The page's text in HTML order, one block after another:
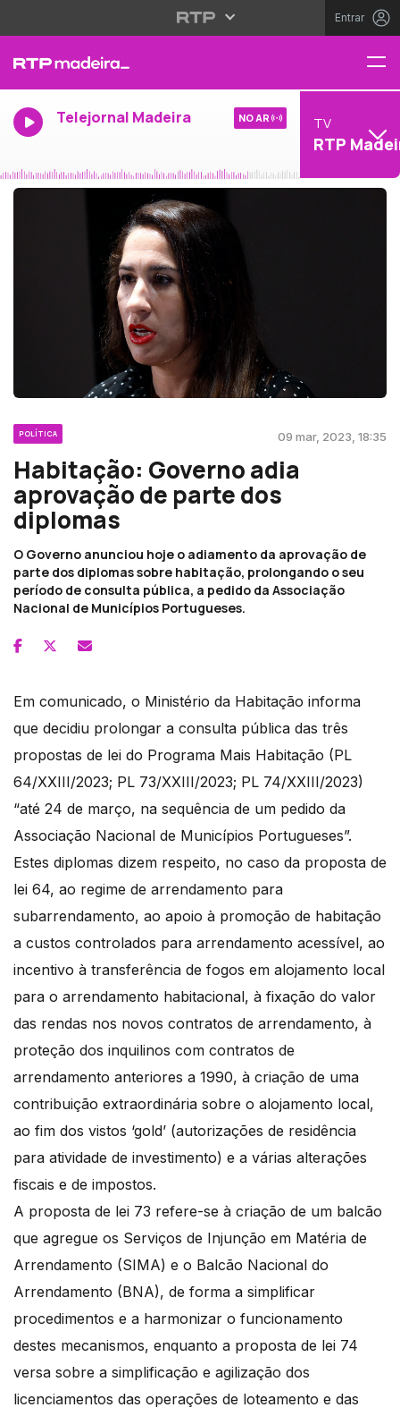
Entrar
Telejornal Madeira NO AR TV
RTP
POLÍTICA 09 mar, 2023, 18:35
Habitação: Governo adia
aprovação de parte dos
diplomas
O Governo anunciou hoje o adiamento da aprovação de
parte dos diplomas sobre habitação, prolongando o seu
período de consulta pública, a pedido da Associação
Nacional de Municípios Portugueses.
Em comunicado, o Ministério da Habitação informa
que decidiu prolongar a consulta pública das três
propostas de lei do Programa Mais Habitação (PL
64/XXIII/2023; PL 73/XXIII/2023; PL 74/XXIII/2023)
“até 24 de março, na sequência de um pedido da
Associação Nacional de Municípios Portugueses”.
Estes diplomas dizem respeito, no caso da proposta de
lei 64, ao regime de arrendamento para
subarrendamento, ao apoio à promoção de habitação
a custos controlados para arrendamento acessível, ao
incentivo à transferência de fogos em alojamento local
para o arrendamento habitacional, à fixação do valor
das rendas nos novos contratos de arrendamento, à
proteção dos inquilinos com contratos de
arrendamento anteriores a 1990, à criação de uma
contribuição extraordinária sobre o alojamento local,
ao fim dos vistos ‘gold’ (autorizações de residência
para atividade de investimento) e a várias alterações
fiscais e de impostos.
A proposta de lei 73 refere-se à criação de um balcão
que agregue os Serviços de Injunção em Matéria de
Arrendamento (SIMA) e o Balcão Nacional do
Arrendamento (BNA), de forma a simplificar
procedimentos e a harmonizar o funcionamento
destes mecanismos, enquanto a proposta de lei 74
versa sobre a simplificação e agilização dos
licenciamentos das operações de loteamento e das